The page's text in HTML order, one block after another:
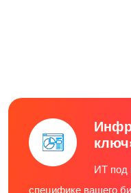
ИТ под
специфике вашего